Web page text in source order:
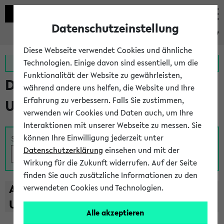
eKVV
Zur MeineUni App Zum MeineUni Portal
Das Lehrangebot der
Universität Bielefeld
Suche
A B C D E F G H I J K L M N O
U
V W X Y
Z
Datenschutzeinstellung
Diese Webseite verwendet Cookies und ähnliche
Technologien. Einige davon sind essentiell, um die
Funktionalität der Website zu gewährleisten,
während andere uns helfen, die Website und Ihre
Erfahrung zu verbessern. Falls Sie zustimmen,
verwenden wir Cookies und Daten auch, um Ihre
Interaktionen mit unserer Webseite zu messen. Sie
können Ihre Einwilligung jederzeit unter
Datenschutzerklärung einsehen und mit der
Wirkung für die Zukunft widerrufen. Auf der Seite
finden Sie auch zusätzliche Informationen zu den
verwendeten Cookies und Technologien.
Alle akzeptieren